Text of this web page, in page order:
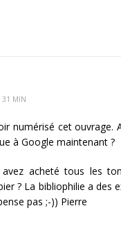
31 MIN
numérisé cet ouvrage.
à Google maintenant ?
avez acheté tous les
? La bibliophilie a des
pas ;-)) Pierre